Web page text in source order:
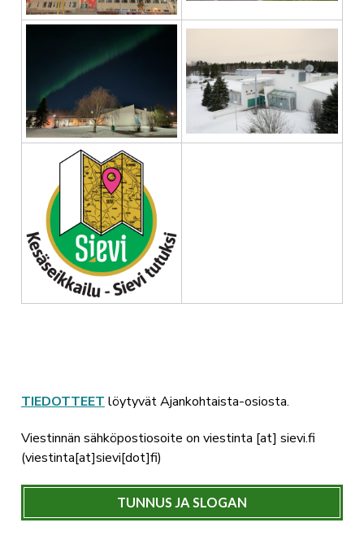
TIEDOTTEET löytyvät Ajankohtaista-osiosta.
Viestinnän sähköpostiosoite on viestinta [at] sievi.fi
(viestinta[at]sievi[dot]fi)
TUNNUS JA SLOGAN